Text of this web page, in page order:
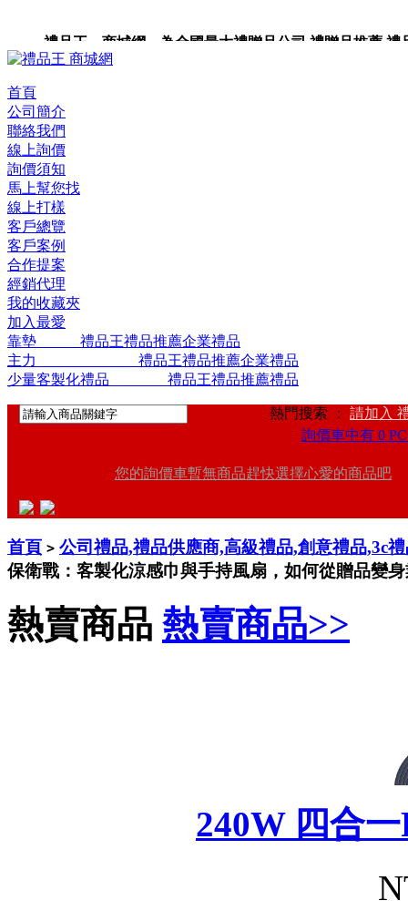
禮品王 商城網 為全國最大禮贈品公司,禮贈品推薦,禮
品包裝,禮品卡,企業禮品,禮品小物,高級禮品,禮品網站。
首頁
公司簡介
聯絡我們
線上詢價
詢價須知
馬上幫您找
線上打樣
客戶總覽
客戶案例
合作提案
經銷代理
我的收藏夾
加入最愛
靠墊 禮品王禮品推薦企業禮品
主力 禮品王禮品推薦企業禮品
少量客製化禮品 禮品王禮品推薦禮品
熱門搜索 ： 請加入
詢價車中有 0
您的詢價車暫無商品趕快選擇心愛的商品吧
首頁 > 公司禮品,禮品供應商,高級禮品,創意禮品,3c
保衛戰：客製化涼感巾與手持風扇，如何從贈品變
熱賣商品 熱賣商品>>
240W 四合